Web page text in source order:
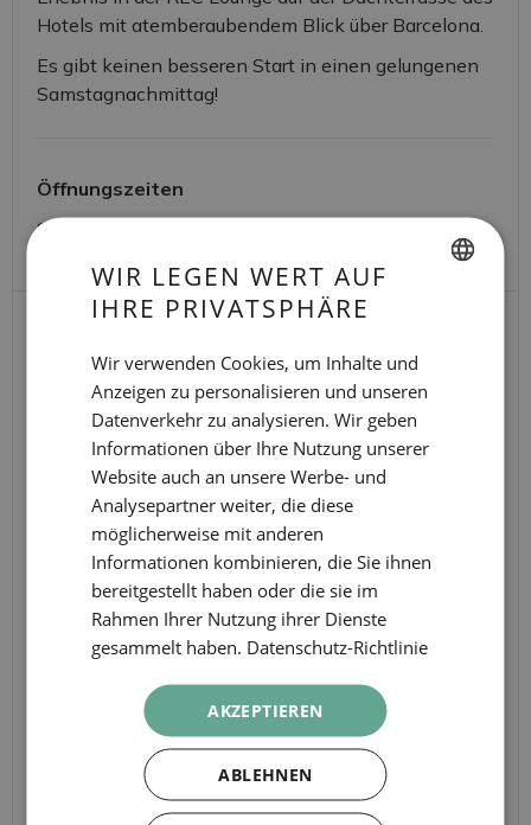
Hotels mit atemberaubendem Blick über Barcelona.
Es gibt keinen besseren Start in einen gelungenen
Samstagnachmittag!
Öffnungszeiten
Samstags um 19:30 Uhr.
WEITERE
ERLEBNISSECATALAN
GERMAN
WIR LEGEN WERT AUF
IHRE PRIVATSPHÄRE
Wir verwenden Cookies, um Inhalte und
Anzeigen zu personalisieren und unseren
Datenverkehr zu analysieren. Wir geben
Informationen über Ihre Nutzung unserer
Website auch an unsere Werbe- und
Analysepartner weiter, die diese
möglicherweise mit anderen
Informationen kombinieren, die Sie ihnen
bereitgestellt haben oder die sie im
Rahmen Ihrer Nutzung ihrer Dienste
gesammelt haben. Datenschutz-Richtlinie
AKZEPTIEREN
ABLEHNEN